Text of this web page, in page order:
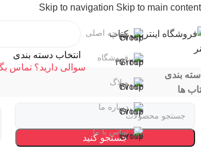
Skip to navigation Skip to main content
انتخاب دسته بندی
بندی
ها
صفحه اصلی
فروشگاه
وبلاگ
درباره ما
تماس با ما
سوالی دارید؟ تماس
جستجو کنید